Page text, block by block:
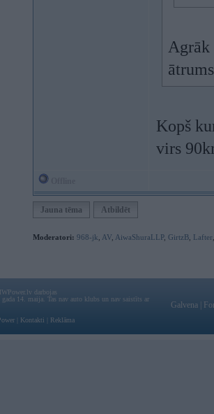
Agrāk
Kopš
virs
Jauna tēma Atbildēt
Moderatori: 968-jk AV AiwaShuraLLP, GirtzB Lafter
darbojas
gada 14. maija. Tas nav auto klubs un nav saistīts ar
Kontakti Reklāma
Galvena